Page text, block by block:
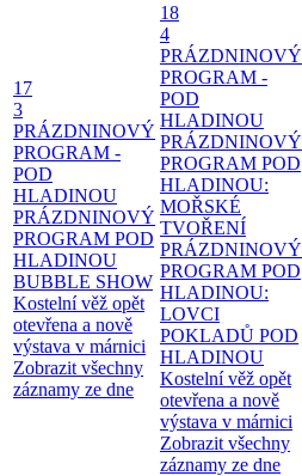
17
3
PRÁZDNINOVÝ
PROGRAM -
POD
HLADINOU
PRÁZDNINOVÝ
PROGRAM POD
HLADINOU
BUBBLE SHOW
Kostelní věž opět
otevřena a nově
výstava v márnici
Zobrazit všechny
záznamy ze dne
18
4
PRÁZDNINOVÝ
PROGRAM -
POD
HLADINOU
PRÁZDNINOVÝ
PROGRAM POD
HLADINOU:
MOŘSKÉ
TVOŘENÍ
PRÁZDNINOVÝ
PROGRAM POD
HLADINOU:
LOVCI
POKLADŮ POD
HLADINOU
Kostelní věž opět
otevřena a nově
výstava v márnici
Zobrazit všechny
záznamy ze dne